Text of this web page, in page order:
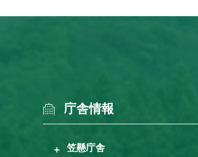
庁舎情報
笠懸庁舎